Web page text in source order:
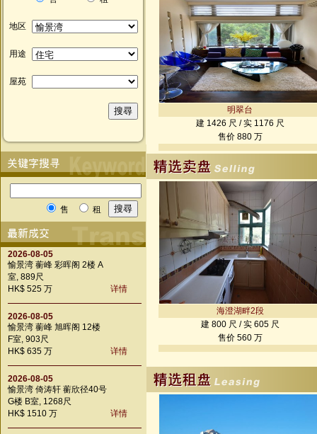
地区
用途
屋苑
售 租
2026-08-05
愉景湾 蘅峰 彩晖阁 2楼 A
室, 889尺
HK$ 525 万
详情
2026-08-05
愉景湾 蘅峰 旭晖阁 12楼
F室, 903尺
HK$ 635 万
详情
2026-08-05
愉景湾 倚涛轩 蘅欣径40号
G楼 B室, 1268尺
HK$ 1510 万
详情
明翠台
建 1426 尺 / 实 1176 尺
售价 880 万
海澄湖畔2段
建 800 尺 / 实 605 尺
售价 560 万